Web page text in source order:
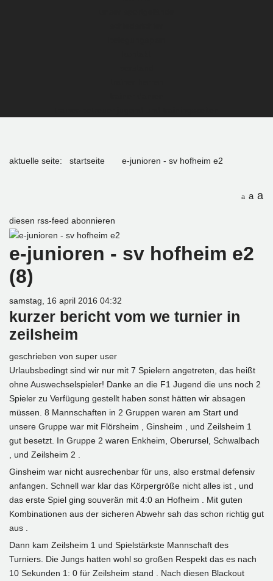
aktuelle seite: startseite e-junioren - sv hofheim e2
a a a
diesen rss-feed abonnieren
e-junioren - sv hofheim e2
(8)
samstag, 16 april 2016 04:32
kurzer bericht vom we turnier in
zeilsheim
geschrieben von super user
Urlaubsbedingt sind wir nur mit 7 Spielern angetreten, das heißt
ohne Auswechselspieler! Danke an die F1 Jugend die uns noch 2
Spieler zu Verfügung gestellt haben sonst hätten wir absagen
müssen. 8 Mannschaften in 2 Gruppen waren am Start und
unsere Gruppe war mit Flörsheim , Ginsheim , und Zeilsheim 1
gut besetzt. In Gruppe 2 waren Enkheim, Oberursel, Schwalbach
, und Zeilsheim 2 .
Ginsheim war nicht ausrechenbar für uns, also erstmal defensiv
anfangen. Schnell war klar das Körpergröße nicht alles ist , und
das erste Spiel ging souverän mit 4:0 an Hofheim . Mit guten
Kombinationen aus der sicheren Abwehr sah das schon richtig gut
aus .
Dann kam Zeilsheim 1 und Spielstärkste Mannschaft des
Turniers. Die Jungs hatten wohl so großen Respekt das es nach
10 Sekunden 1: 0 für Zeilsheim stand . Nach diesen Blackout